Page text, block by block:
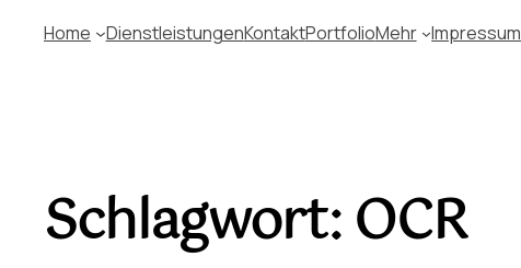
Home DienstleistungenKontaktPortfolioMehr Impressum
Schlagwort:OCR